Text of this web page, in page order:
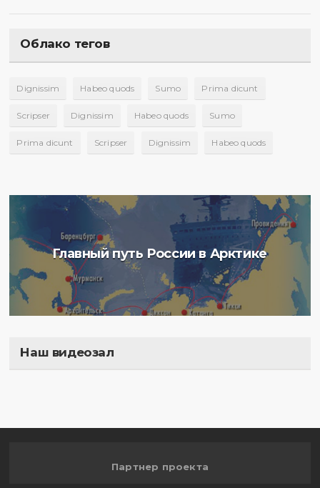
Облако тегов
Dignissim Habeo quods Sumo Prima dicunt
Scripser Dignissim Habeo quods Sumo
Prima dicunt Scripser Dignissim Habeo quods
Главный путь России в Арктике
Наш видеозал
Партнер проекта